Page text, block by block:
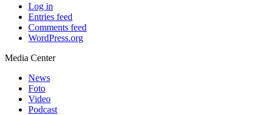
Log in
Entries feed
Comments feed
WordPress.org
Media Center
News
Foto
Video
Podcast